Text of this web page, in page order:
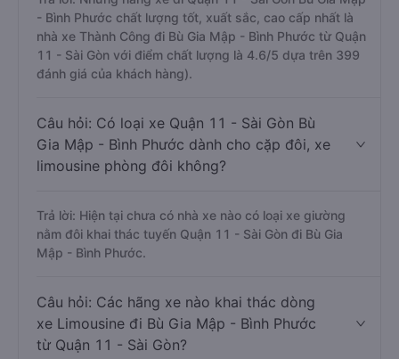
- Bình Phước chất lượng tốt, xuất sắc, cao cấp nhất là
nhà xe Thành Công đi Bù Gia Mập - Bình Phước từ Quận
11 - Sài Gòn với điểm chất lượng là 4.6/5 dựa trên 399
đánh giá của khách hàng).
Câu hỏi: Có loại xe Quận 11 - Sài Gòn Bù
Gia Mập - Bình Phước dành cho cặp đôi, xe
limousine phòng đôi không?
Trả lời: Hiện tại chưa có nhà xe nào có loại xe giường
nằm đôi khai thác tuyến Quận 11 - Sài Gòn đi Bù Gia
Mập - Bình Phước.
Câu hỏi: Các hãng xe nào khai thác dòng
xe Limousine đi Bù Gia Mập - Bình Phước
từ Quận 11 - Sài Gòn?